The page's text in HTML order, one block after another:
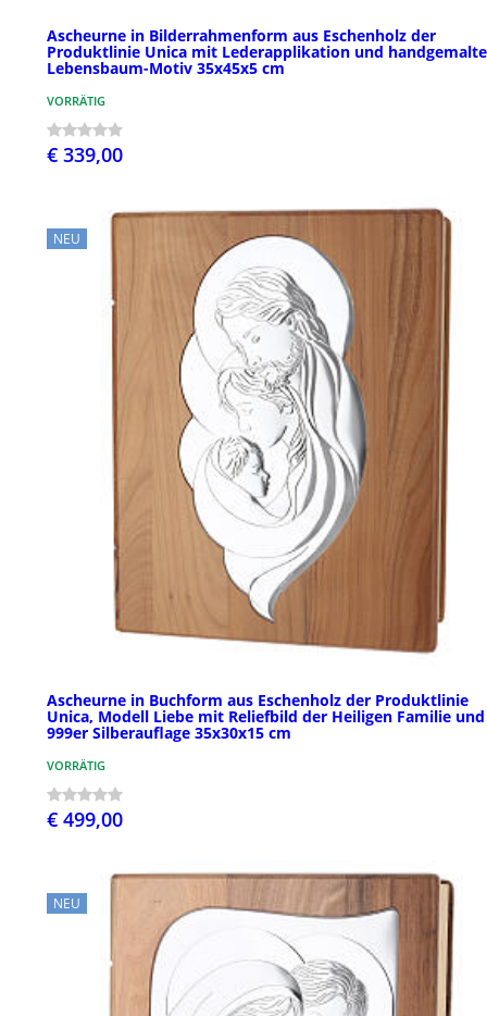
Ascheurne in Bilderrahmenform aus Eschenholz der
Produktlinie Unica mit Lederapplikation und
Lebensbaum-Motiv 35x45x5 cm
VORRÄTIG
€ 339,00
NEU
Ascheurne in Buchform aus Eschenholz der Produktlinie
Unica, Modell Liebe mit Reliefbild der Heiligen Familie und
999er Silberauflage 35x30x15 cm
VORRÄTIG
€ 499,00
NEU